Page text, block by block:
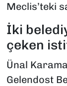
Meclis’teki
İki
çeken
Ünal
Gelendost